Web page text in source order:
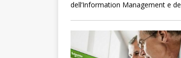
dell’Information Management e